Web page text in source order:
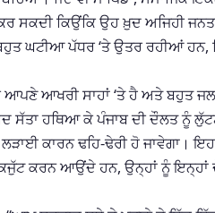
ਸਕਦੀ ਕਿਉਂਕਿ ਉਹ ਖ਼ੁਦ ਅਜਿਹੀ
ਘਟੀਆ ਪੱਧਰ ‘ਤੇ ਉਤਰ ਰਹੀਆਂ ਹਨ,
ਆਪਣੇ ਆਖਰੀ ਸਾਹਾਂ ‘ਤੇ ਹੈ ਅਤੇ ਬਹੁਤ
ਹਥਿਆ ਕੇ ਪੰਜਾਬ ਦੀ ਦੌਲਤ ਨੂੰ
ਕਾਰਨ ਢਹਿ-ਢੇਰੀ ਹੋ ਜਾਵੇਗਾ।
ਕਰਨ ਆਉਂਦੇ ਹਨ, ਉਨ੍ਹਾਂ ਨੂੰ ਇਨ੍ਹਾਂ ਦੇ